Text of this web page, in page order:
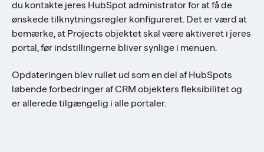
du kontakte jeres HubSpot administrator for at få de
ønskede tilknytningsregler konfigureret. Det er værd at
bemærke, at Projects objektet skal være aktiveret i jeres
portal, før indstillingerne bliver synlige i menuen.
Opdateringen blev rullet ud som en del af HubSpots
løbende forbedringer af CRM objekters fleksibilitet og
er allerede tilgængelig i alle portaler.